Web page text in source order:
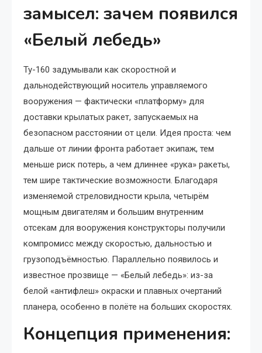
замысел: зачем появился
«Белый лебедь»
Ту-160 задумывали как скоростной и
дальнодействующий носитель управляемого
вооружения — фактически «платформу» для
доставки крылатых ракет, запускаемых на
безопасном расстоянии от цели. Идея проста: чем
дальше от линии фронта работает экипаж, тем
меньше риск потерь, а чем длиннее «рука» ракеты,
тем шире тактические возможности. Благодаря
изменяемой стреловидности крыла, четырём
мощным двигателям и большим внутренним
отсекам для вооружения конструкторы получили
компромисс между скоростью, дальностью и
грузоподъёмностью. Параллельно появилось и
известное прозвище — «Белый лебедь»: из-за
белой «антифлеш» окраски и плавных очертаний
планера, особенно в полёте на больших скоростях.
Концепция применения: